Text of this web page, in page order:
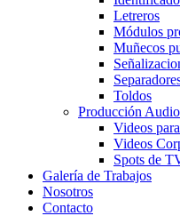
Letreros
Módulos
Muñecos
Toldos
Producción
Videos
Videos
Spots de
Galería de Trabajos
Nosotros
Contacto